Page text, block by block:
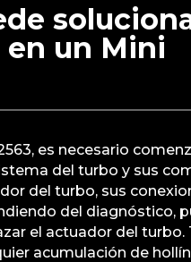
en un Mini
es necesario
del turbo y sus
del turbo, sus
del diagnóstico,
el actuador del turbo.
acumulación de